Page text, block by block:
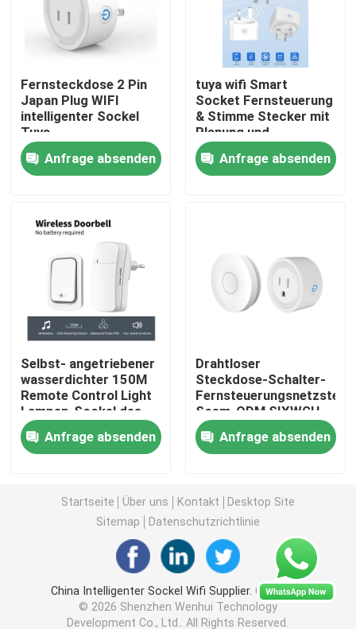
Qualitätskontrolle
Fordern Sie ein Zitat
Intelligenter Schalter Homekit
Zigbee Smart Switch
Drahtloser Fernsteuerungsschalter
Zigbee-Berührungsschalter
Intelligenter Sockel Wifi
Intelligenter Sockel Homekit
Selbst- angetriebener drahtloser Schalter
Intelligenter Alarmsensor
Fernsteckdose 2 Pin
Japan Plug WIFI
intelligenter Sockel
Tuya
Anfrage absenden
tuya wifi Smart
Socket Fernsteuerung
& Stimme Stecker mit
Planung und
Automatisierung
Funktionen
unterstützen Alexa
Anfrage absenden
Selbst- angetriebener
wasserdichter 150M
Remote Control Light
Lampen-Sockel des
Türklingel-
Fernsteuerungswand-
Ausgang-
Anfrage absenden
Drahtloser
Steckdose-Schalter-
Soem-ODM SIXWGH
Anfrage absenden
Startseite Über uns Kontakt
Desktop Site
Sitemap
Datenschutzrichtlinie
China Intelligenter Sockel Wifi Supplier. Copyright
© 2026 Shenzhen Wenhui Technology
Development Co., Ltd.. All Rights Reserved.